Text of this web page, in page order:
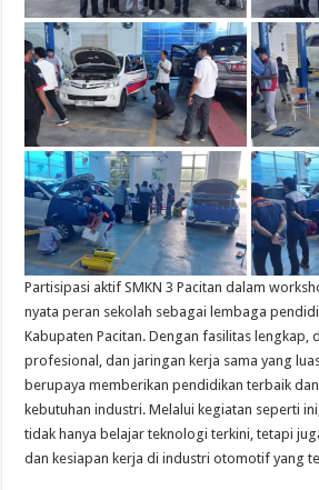
Partisipasi aktif SMKN 3 Pacitan dalam
nyata peran sekolah sebagai lembaga
Kabupaten Pacitan. Dengan fasilitas lengkap,
profesional, dan jaringan kerja sama yang
berupaya memberikan pendidikan terbaik
kebutuhan industri. Melalui kegiatan seperti
tidak hanya belajar teknologi terkini, tetapi
dan kesiapan kerja di industri otomotif yang